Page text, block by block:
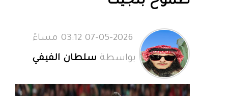
بواسطة سلطان الفيفي